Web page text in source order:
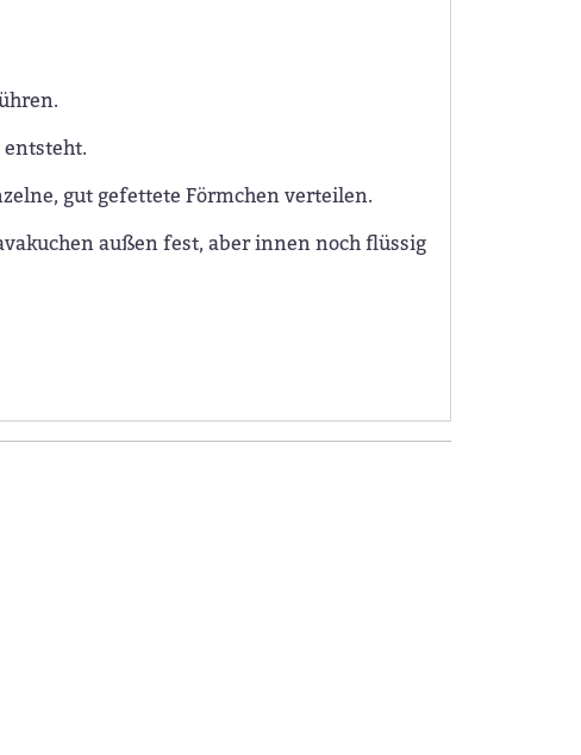
entsteht.
gut gefettete Förmchen verteilen.
außen fest, aber innen noch flüssig